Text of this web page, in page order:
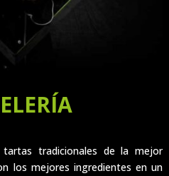
tradicionales de la mejor
los mejores ingredientes en un